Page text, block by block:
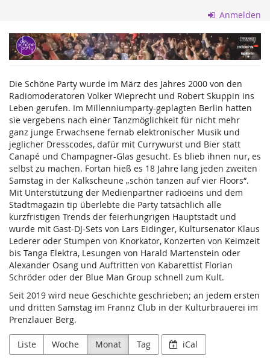
Inhalt
springen
Anmelden
Die
Schöne
Party
GmbH
Die Schöne Party wurde im März des Jahres 2000 von den
Radiomoderatoren Volker Wieprecht und Robert Skuppin ins
Leben gerufen. Im Millenniumparty-geplagten Berlin hatten
sie vergebens nach einer Tanzmöglichkeit für nicht mehr
ganz junge Erwachsene fernab elektronischer Musik und
jeglicher Dresscodes, dafür mit Currywurst und Bier statt
Canapé und Champagner-Glas gesucht. Es blieb ihnen nur, es
selbst zu machen. Fortan hieß es 18 Jahre lang jeden zweiten
Samstag in der Kalkscheune „schön tanzen auf vier Floors“.
Mit Unterstützung der Medienpartner radioeins und dem
Stadtmagazin tip überlebte die Party tatsächlich alle
kurzfristigen Trends der feierhungrigen Hauptstadt und
wurde mit Gast-DJ-Sets von Lars Eidinger, Kultursenator Klaus
Lederer oder Stumpen von Knorkator, Konzerten von Keimzeit
bis Tanga Elektra, Lesungen von Harald Martenstein oder
Alexander Osang und Auftritten von Kabarettist Florian
Schröder oder der Blue Man Group schnell zum Kult.
Seit 2019 wird neue Geschichte geschrieben; an jedem ersten
und dritten Samstag im Frannz Club in der Kulturbrauerei im
Prenzlauer Berg.
Liste Woche Monat Tag iCal